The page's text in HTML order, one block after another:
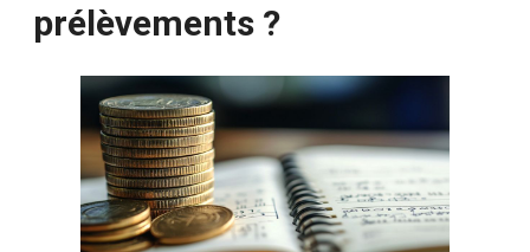
prélèvements ?